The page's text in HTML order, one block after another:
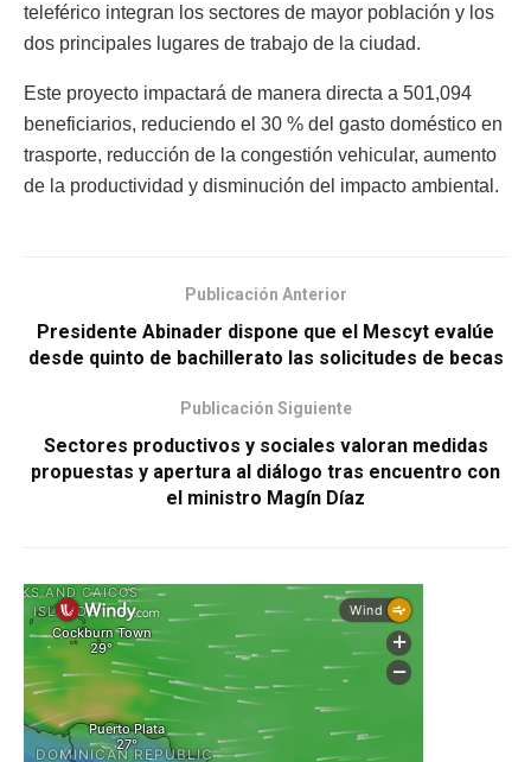
teleférico integran los sectores de mayor población y los
dos principales lugares de trabajo de la ciudad.
Este proyecto impactará de manera directa a 501,094
beneficiarios, reduciendo el 30 % del gasto doméstico en
trasporte, reducción de la congestión vehicular, aumento
de la productividad y disminución del impacto ambiental.
Publicación Anterior
Presidente Abinader dispone que el Mescyt evalúe
desde quinto de bachillerato las solicitudes de becas
Publicación Siguiente
Sectores productivos y sociales valoran medidas
propuestas y apertura al diálogo tras encuentro con
el ministro Magín Díaz